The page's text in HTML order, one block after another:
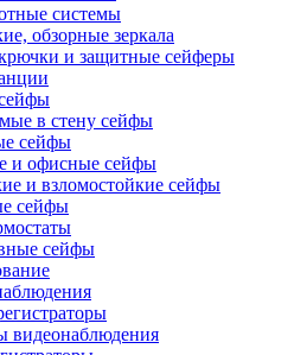
системы
обзорные зеркала
и защитные сейферы
в стену сейфы
сейфы
и офисные сейфы
и взломостойкие сейфы
сейфы
сейфы
видеонаблюдения